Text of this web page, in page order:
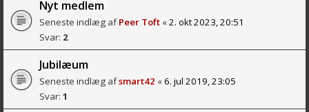
Nyt medlem
Seneste indlæg afPeer Toft «2. okt 2023, 20:51
Svar: 2
Jubilæum
Seneste indlæg afsmart42 «6. jul 2019, 23:05
Svar: 1